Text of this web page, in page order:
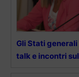
Gli Stati
talk e incontri